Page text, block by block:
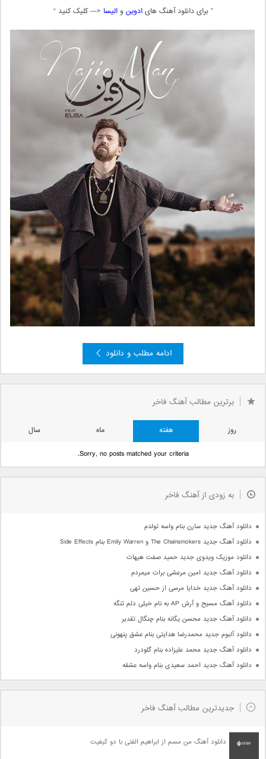
” برای دانلود آهنگ هایادوین والیسا <— کلیک کنید “
ادامه مطلب و دانلود
برترین مطالب آهنگ فاخر
روز هفته ماه
سال
Sorry, no posts matched your criteria.
به زودی از آهنگ فاخر
دانلود آهنگ جدید سارن بنام واسه تولدم
دانلود آهنگ جدید The Chainsmokers و Emily Warren بنام Side Effects
دانلود موزیک ویدوی جدید حمید صفت هیهات
دانلود آهنگ جدید امین مرعشی برات میمردم
دانلود آهنگ جدید خدایا مرسی از حسین تهی
دانلود آهنگ مسیح و آرش AP به نام خیلی دلم تنگه
دانلود آهنگ جدید محسن یگانه بنام چنگال تقدیر
دانلود آلبوم جدید محمدرضا هدایتی بنام عشق پنهونی
دانلود آهنگ جدید محمد علیزاده بنام گلودرد
دانلود آهنگ جدید احمد سعیدی بنام واسه عشقه
جدیدترین مطالب آهنگ فاخر
دانلود آهنگ من مسم از ابراهیم الفتی با دو کیفیت